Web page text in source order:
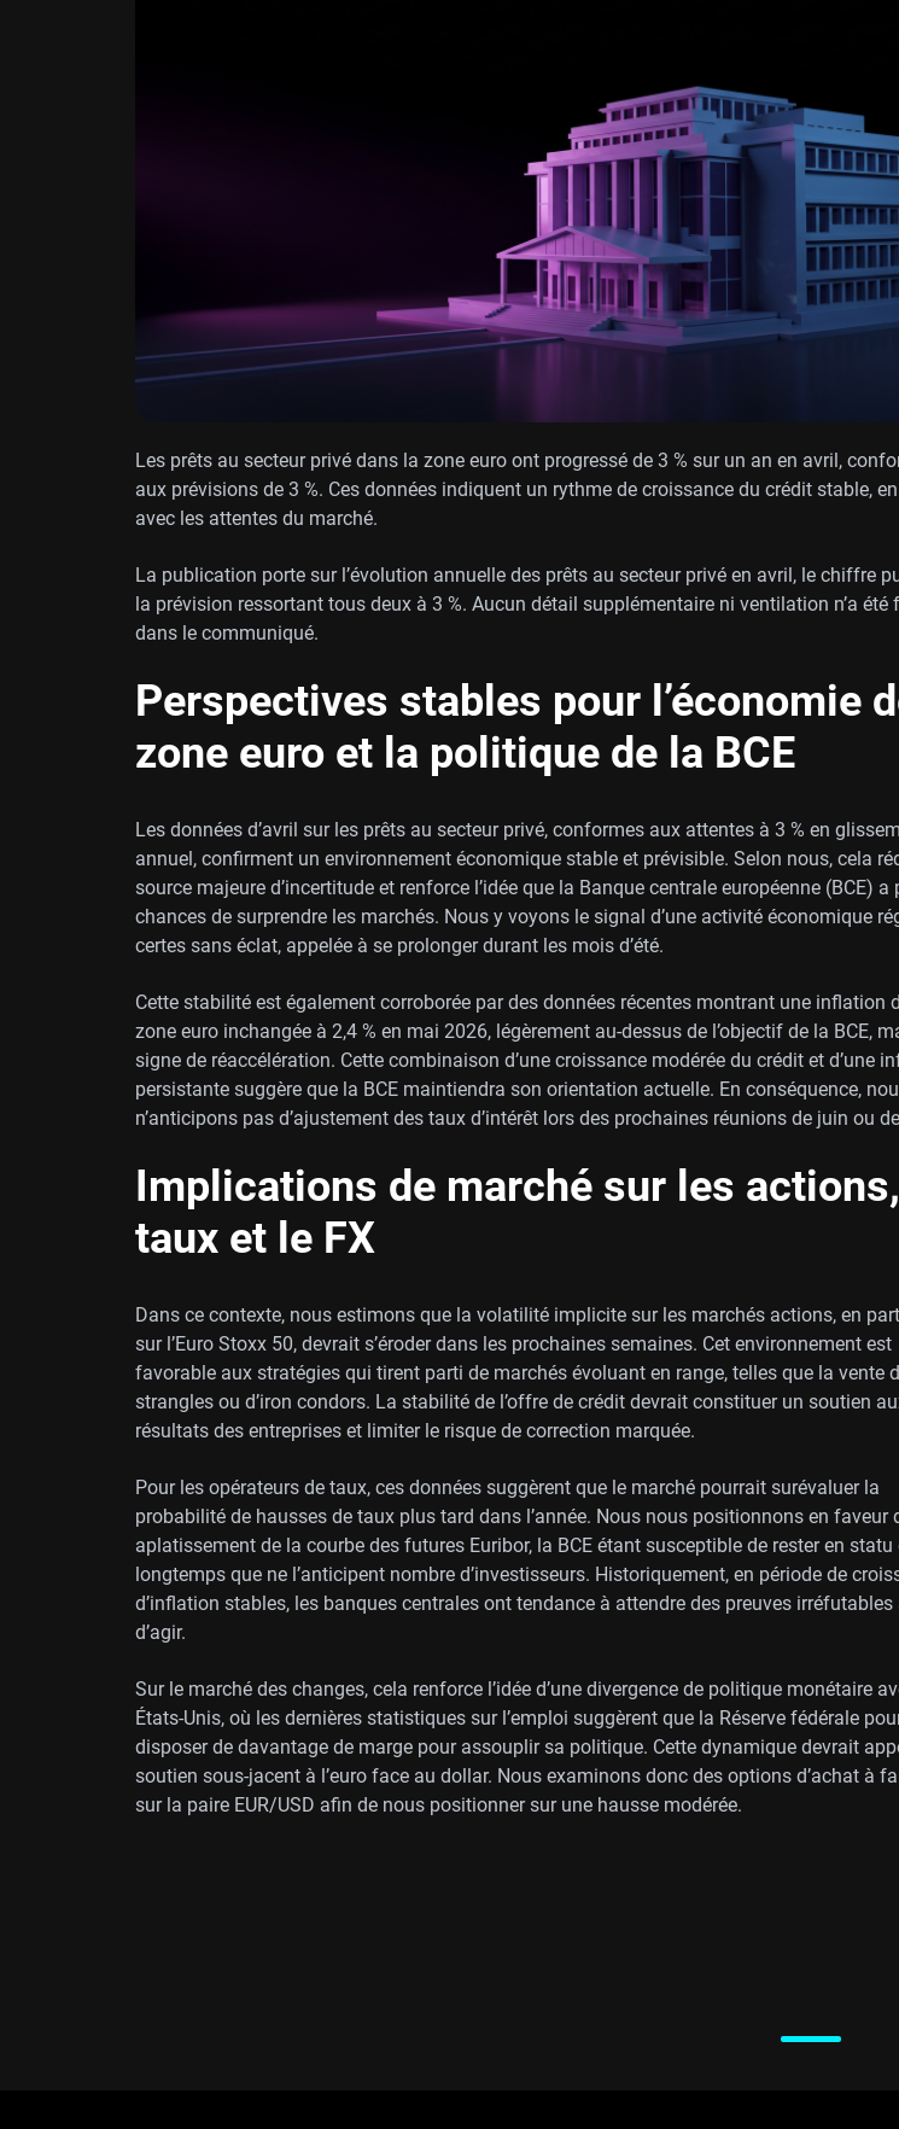
Les prêts au secteur privé dans la zone euro ont progressé de 3 % sur un an en avril,
aux prévisions de 3 %. Ces données indiquent un rythme de croissance du crédit stable,
avec les attentes du marché.
La publication porte sur l’évolution annuelle des prêts au secteur privé en avril, le chiffre
la prévision ressortant tous deux à 3 %. Aucun détail supplémentaire ni ventilation n’a été
dans le communiqué.
Perspectives stables pour l’économie
zone euro et la politique de la BCE
Les données d’avril sur les prêts au secteur privé, conformes aux attentes à 3 % en
annuel, confirment un environnement économique stable et prévisible. Selon nous, cela
source majeure d’incertitude et renforce l’idée que la Banque centrale européenne (BCE) a
chances de surprendre les marchés. Nous y voyons le signal d’une activité économique
certes sans éclat, appelée à se prolonger durant les mois d’été.
Cette stabilité est également corroborée par des données récentes montrant une inflation
zone euro inchangée à 2,4 % en mai 2026, légèrement au-dessus de l’objectif de la BCE,
signe de réaccélération. Cette combinaison d’une croissance modérée du crédit et d’une
persistante suggère que la BCE maintiendra son orientation actuelle. En conséquence,
n’anticipons pas d’ajustement des taux d’intérêt lors des prochaines réunions de juin ou
Implications de marché sur les
taux et le FX
Dans ce contexte, nous estimons que la volatilité implicite sur les marchés actions, en
sur l’Euro Stoxx 50, devrait s’éroder dans les prochaines semaines. Cet environnement est
favorable aux stratégies qui tirent parti de marchés évoluant en range, telles que la vente
strangles ou d’iron condors. La stabilité de l’offre de crédit devrait constituer un soutien
résultats des entreprises et limiter le risque de correction marquée.
Pour les opérateurs de taux, ces données suggèrent que le marché pourrait surévaluer la
probabilité de hausses de taux plus tard dans l’année. Nous nous positionnons en faveur
aplatissement de la courbe des futures Euribor, la BCE étant susceptible de rester en
longtemps que ne l’anticipent nombre d’investisseurs. Historiquement, en période de
d’inflation stables, les banques centrales ont tendance à attendre des preuves
d’agir.
Sur le marché des changes, cela renforce l’idée d’une divergence de politique monétaire
États-Unis, où les dernières statistiques sur l’emploi suggèrent que la Réserve fédérale
disposer de davantage de marge pour assouplir sa politique. Cette dynamique devrait
soutien sous-jacent à l’euro face au dollar. Nous examinons donc des options d’achat à
sur la paire EUR/USD afin de nous positionner sur une hausse modérée.